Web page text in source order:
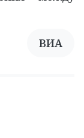
ВИA